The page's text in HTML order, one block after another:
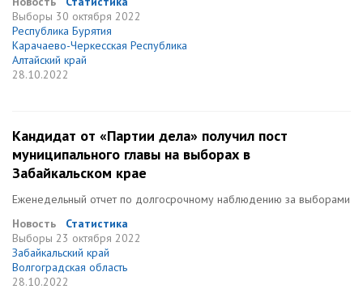
Выборы 30 октября 2022
Республика Бурятия
Карачаево-Черкесская Республика
Алтайский край
28.10.2022
Кандидат от «Партии дела» получил пост
муниципального главы на выборах в
Забайкальском крае
Еженедельный отчет по долгосрочному наблюдению за выборами
Новость
Статистика
Выборы 23 октября 2022
Забайкальский край
Волгоградская область
28.10.2022